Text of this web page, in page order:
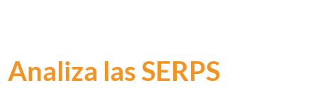
Analiza las SERPS